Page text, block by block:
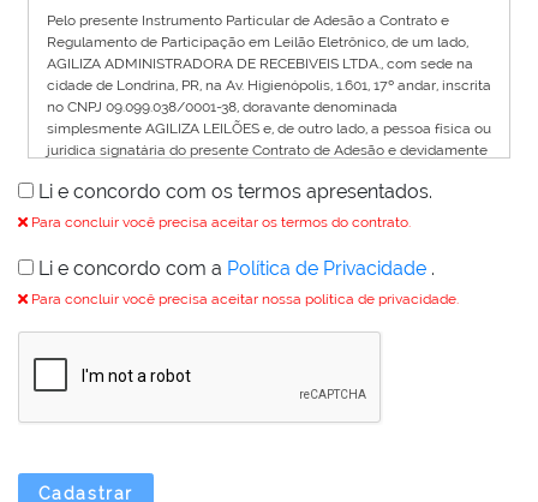
Pelo presente Instrumento Particular de Adesão a Contrato e
Regulamento de Participação em Leilão Eletrônico, de um lado,
AGILIZA ADMINISTRADORA DE RECEBIVEIS LTDA., com sede na
cidade de Londrina, PR, na Av. Higienópolis, 1.601, 17º andar, inscrita
no CNPJ 09.099.038/0001-38, doravante denominada
simplesmente AGILIZA LEILÕES e, de outro lado, a pessoa física ou
jurídica signatária do presente Contrato de Adesão e devidamente
fica fazendo parte integrante do presente Termo como Anexo I,
doravante denominado simplesmente USUÁRIO, estabelecem o
leilão eletrônico que descreve os termos e condições para a
participação do usuário nos leilões eletrônicos disponíveis no site
da Agiliza Leilões.
1. DO CADASTRO
Para participar do Leilão Eletrônico o Usuário deverá,
indicará um login (apelido) para sua identificação no
Li e concordo com os termos apresentados.
Para concluir você precisa aceitar os termos do contrato.
Li e concordo com a Política de Privacidade .
Para concluir você precisa aceitar nossa política de privacidade.
Cadastrar